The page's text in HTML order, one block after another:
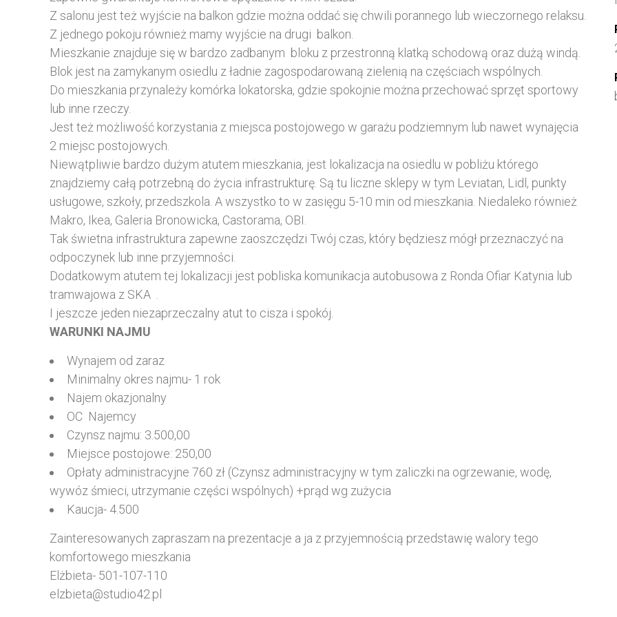
Z salonu jest też wyjście na balkon gdzie można oddać się chwili porannego lub wieczornego relaksu.
Z jednego pokoju również mamy wyjście na drugi balkon.
Mieszkanie znajduje się w bardzo zadbanym bloku z przestronną klatką schodową oraz dużą windą.
Blok jest na zamykanym osiedlu z ładnie zagospodarowaną zielenią na częściach wspólnych.
Do mieszkania przynależy komórka lokatorska, gdzie spokojnie można przechować sprzęt sportowy
lub inne rzeczy.
Jest też możliwość korzystania z miejsca postojowego w garażu podziemnym lub nawet wynajęcia
2 miejsc postojowych.
Niewątpliwie bardzo dużym atutem mieszkania, jest lokalizacja na osiedlu w pobliżu którego
znajdziemy całą potrzebną do życia infrastrukturę. Są tu liczne sklepy w tym Leviatan, Lidl, punkty
usługowe, szkoły, przedszkola. A wszystko to w zasięgu 5-10 min od mieszkania. Niedaleko również
Makro, Ikea, Galeria Bronowicka, Castorama, OBI.
Tak świetna infrastruktura zapewne zaoszczędzi Twój czas, który będziesz mógł przeznaczyć na
odpoczynek lub inne przyjemności.
Dodatkowym atutem tej lokalizacji jest pobliska komunikacja autobusowa z Ronda Ofiar Katynia lub
tramwajowa z SKA .
I jeszcze jeden niezaprzeczalny atut to cisza i spokój.
WARUNKI NAJMU
Wynajem od zaraz
Minimalny okres najmu- 1 rok
Najem okazjonalny
OC Najemcy
Czynsz najmu: 3.500,00
Miejsce postojowe: 250,00
Opłaty administracyjne 760 zł (Czynsz administracyjny w tym zaliczki na ogrzewanie, wodę,
wywóz śmieci, utrzymanie części wspólnych) +prąd wg zużycia
Kaucja- 4.500
Zainteresowanych zapraszam na prezentacje a ja z przyjemnością przedstawię walory tego
komfortowego mieszkania
Elżbieta- 501-107-110
elzbieta@studio42.pl